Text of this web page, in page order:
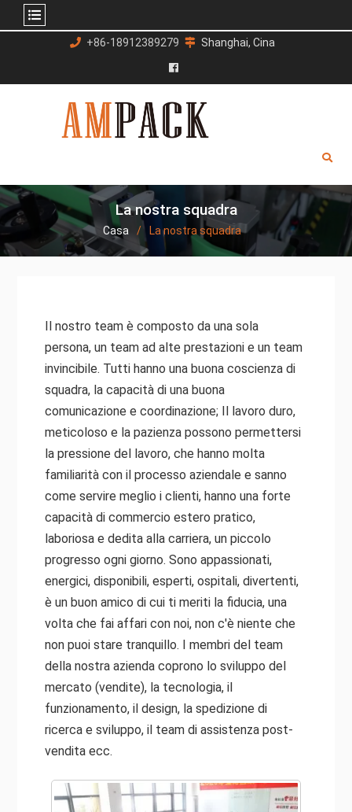
contenuto
+86-18912389279 Shanghai, Cina
Facebook
La nostra squadra
Casa La nostra squadra
Il nostro team è composto da una sola
persona, un team ad alte prestazioni e un team
invincibile. Tutti hanno una buona coscienza di
squadra, la capacità di una buona
comunicazione e coordinazione; Il lavoro duro,
meticoloso e la pazienza possono permettersi
la pressione del lavoro, che hanno molta
familiarità con il processo aziendale e sanno
come servire meglio i clienti, hanno una forte
capacità di commercio estero pratico,
laboriosa e dedita alla carriera, un piccolo
progresso ogni giorno. Sono appassionati,
energici, disponibili, esperti, ospitali, divertenti,
è un buon amico di cui ti meriti la fiducia, una
volta che fai affari con noi, non c'è niente che
non puoi stare tranquillo. I membri del team
della nostra azienda coprono lo sviluppo del
mercato (vendite), la tecnologia, il
funzionamento, il design, la spedizione di
ricerca e sviluppo, il team di assistenza post-
vendita ecc.